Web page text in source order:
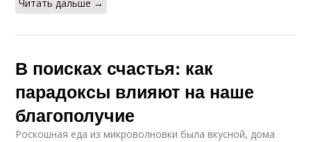
Читать дальше →
В поисках счастья: как
парадоксы влияют на наше
благополучие
Роскошная еда из микроволновки была вкусной, дома